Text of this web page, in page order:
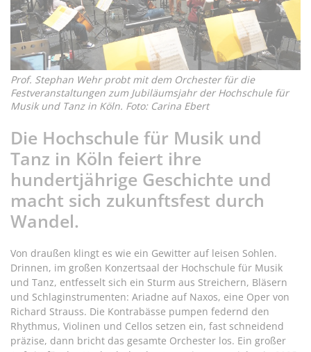
Prof. Stephan Wehr probt mit dem Orchester für die
Festveranstaltungen zum Jubiläumsjahr der Hochschule für
Musik und Tanz in Köln. Foto: Carina Ebert
Die Hochschule für Musik und
Tanz in Köln feiert ihre
hundertjährige Geschichte und
macht sich zukunftsfest durch
Wandel.
Von draußen klingt es wie ein Gewitter auf leisen Sohlen.
Drinnen, im großen Konzertsaal der Hochschule für Musik
und Tanz, entfesselt sich ein Sturm aus Streichern, Bläsern
und Schlaginstrumenten: Ariadne auf Naxos, eine Oper von
Richard Strauss. Die Kontrabässe pumpen federnd den
Rhythmus, Violinen und Cellos setzen ein, fast schneidend
präzise, dann bricht das gesamte Orchester los. Ein großer